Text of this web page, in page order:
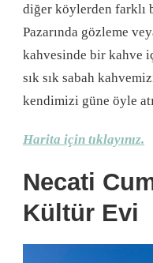
diğer köylerden
Pazarında gözleme
kahvesinde bir kahve
sık sık sabah
kendimizi güne öyle
Harita için tıklayınız.
Necati
Kültür Evi